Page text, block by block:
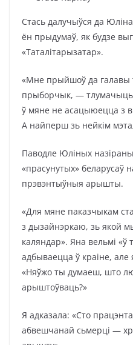
Стась далучыўся да
ён прыдумаў, як будзе
«Таталітарызатар».
«Мне прыйшоў да галавы
прыборчык, —
ў мяне не асацыюецца з
А найперш зь нейкім
Паводле Юліных
«прасунутых» беларусаў
прэвэнтыўныя арышты.
«Для мяне паказчыкам
з дызайнэркаю, зь якой
каляндар». Яна вельмі
адбываецца ў краіне,
«Няўжо ты думаеш, што
арыштоўваць?»
Я адказала: «Сто
абвешчанай сьмерці —